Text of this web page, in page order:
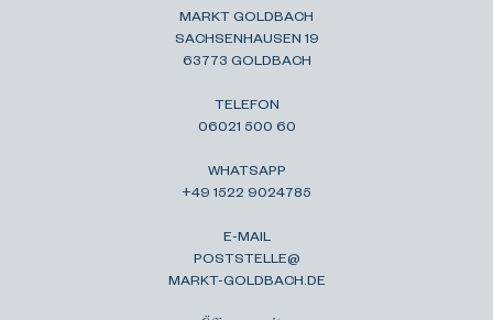
MARKT GOLDBACH
SACHSENHAUSEN 19
63773 GOLDBACH
TELEFON
06021 500 60
WHATSAPP
+49 1522 9024785
E-MAIL
POSTSTELLE@
MARKT-GOLDBACH.DE